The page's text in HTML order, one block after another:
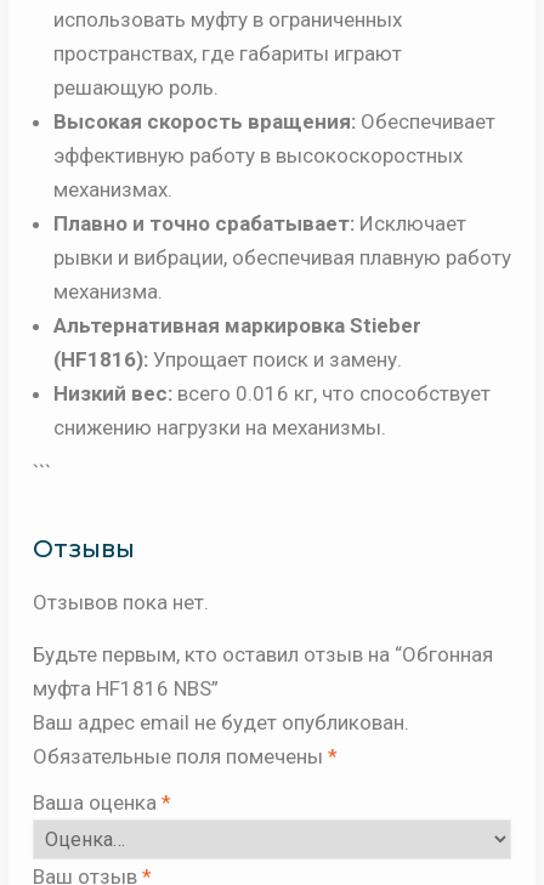
использовать муфту в ограниченных
пространствах, где габариты играют
решающую роль.
Высокая скорость вращения:Обеспечивает
эффективную работу в высокоскоростных
механизмах.
Плавно и точно срабатывает:Исключает
рывки и вибрации, обеспечивая плавную работу
механизма.
Альтернативная маркировка Stieber
(HF1816):Упрощает поиск и замену.
Низкий вес:всего 0.016 кг, что способствует
снижению нагрузки на механизмы.
```
Отзывы
Отзывов пока нет.
Будьте первым, кто оставил отзыв на “Обгонная
муфта HF1816 NBS”
Ваш адрес email не будет опубликован.
Обязательные поля помечены *
Ваша оценка *
Ваш отзыв *